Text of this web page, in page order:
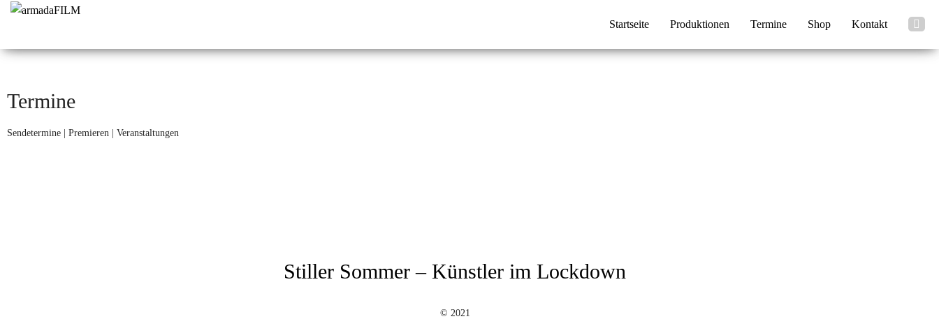
armadaFILM
Film- und
Startseite Produktionen Termine Shop Kontakt
Termine
Sendetermine | Premieren | Veranstaltungen
Stiller Sommer – Künstler im Lockdown
© 2021